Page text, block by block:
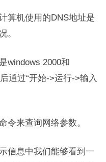
机使用的DNS地址是
。
2000和
通过“开始->运行->输入
来查询网络参数。
息中我们能够看到一